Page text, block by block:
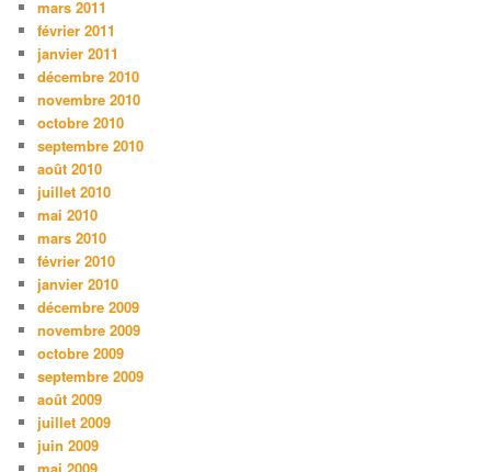
mars 2011
février 2011
janvier 2011
décembre 2010
novembre 2010
octobre 2010
septembre 2010
août 2010
juillet 2010
mai 2010
mars 2010
février 2010
janvier 2010
décembre 2009
novembre 2009
octobre 2009
septembre 2009
août 2009
juillet 2009
juin 2009